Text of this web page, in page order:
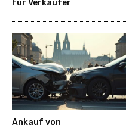
für Verkäufer
Ankauf von